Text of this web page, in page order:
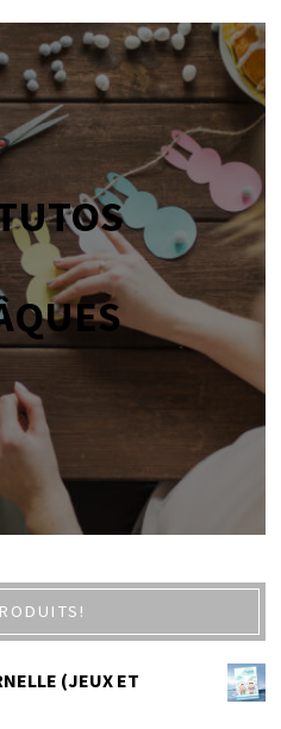
(JEUX ET